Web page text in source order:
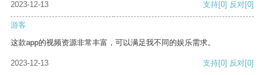
2023-12-13 支持[0] 反对[0]
游客
这款app的视频资源非常丰富，可以满足我不同的娱乐需求。
2023-12-13 支持[0] 反对[0]